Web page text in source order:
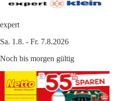
expert
Sa. 1.8. - Fr. 7.8.2026
Noch bis morgen gültig